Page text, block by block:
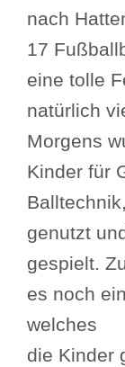
nach
17
eine tolle
natürlich
Morgens
Kinder für
genutzt
gespielt.
es noch
welches
die Kinder